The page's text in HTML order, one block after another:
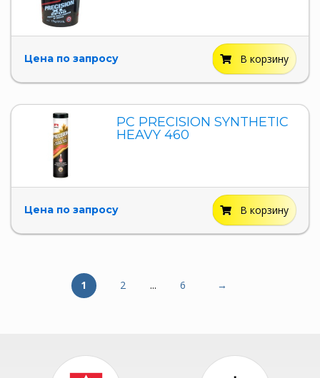
Цена по запросу В корзину
PC PRECISION SYNTHETIC
HEAVY 460
Цена по запросу В корзину
1 2 ... 6 →